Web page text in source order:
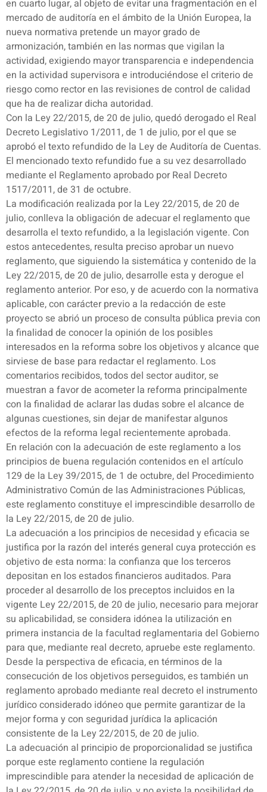
en cuarto lugar, al objeto de evitar una fragmentación en el
mercado de auditoría en el ámbito de la Unión Europea, la
nueva normativa pretende un mayor grado de
armonización, también en las normas que vigilan la
actividad, exigiendo mayor transparencia e independencia
en la actividad supervisora e introduciéndose el criterio de
riesgo como rector en las revisiones de control de calidad
que ha de realizar dicha autoridad.
Con la Ley 22/2015, de 20 de julio, quedó derogado el Real
Decreto Legislativo 1/2011, de 1 de julio, por el que se
aprobó el texto refundido de la Ley de Auditoría de Cuentas.
El mencionado texto refundido fue a su vez desarrollado
mediante el Reglamento aprobado por Real Decreto
1517/2011, de 31 de octubre.
La modificación realizada por la Ley 22/2015, de 20 de
julio, conlleva la obligación de adecuar el reglamento que
desarrolla el texto refundido, a la legislación vigente. Con
estos antecedentes, resulta preciso aprobar un nuevo
reglamento, que siguiendo la sistemática y contenido de la
Ley 22/2015, de 20 de julio, desarrolle esta y derogue el
reglamento anterior. Por eso, y de acuerdo con la normativa
aplicable, con carácter previo a la redacción de este
proyecto se abrió un proceso de consulta pública previa con
la finalidad de conocer la opinión de los posibles
interesados en la reforma sobre los objetivos y alcance que
sirviese de base para redactar el reglamento. Los
comentarios recibidos, todos del sector auditor, se
muestran a favor de acometer la reforma principalmente
con la finalidad de aclarar las dudas sobre el alcance de
algunas cuestiones, sin dejar de manifestar algunos
efectos de la reforma legal recientemente aprobada.
En relación con la adecuación de este reglamento a los
principios de buena regulación contenidos en el artículo
129 de la Ley 39/2015, de 1 de octubre, del Procedimiento
Administrativo Común de las Administraciones Públicas,
este reglamento constituye el imprescindible desarrollo de
la Ley 22/2015, de 20 de julio.
La adecuación a los principios de necesidad y eficacia se
justifica por la razón del interés general cuya protección es
objetivo de esta norma: la confianza que los terceros
depositan en los estados financieros auditados. Para
proceder al desarrollo de los preceptos incluidos en la
vigente Ley 22/2015, de 20 de julio, necesario para mejorar
su aplicabilidad, se considera idónea la utilización en
primera instancia de la facultad reglamentaria del Gobierno
para que, mediante real decreto, apruebe este reglamento.
Desde la perspectiva de eficacia, en términos de la
consecución de los objetivos perseguidos, es también un
reglamento aprobado mediante real decreto el instrumento
jurídico considerado idóneo que permite garantizar de la
mejor forma y con seguridad jurídica la aplicación
consistente de la Ley 22/2015, de 20 de julio.
La adecuación al principio de proporcionalidad se justifica
porque este reglamento contiene la regulación
imprescindible para atender la necesidad de aplicación de